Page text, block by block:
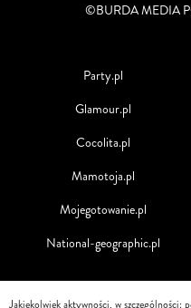
©BURDA MEDIA
Party.pl
Glamour.pl
Cocolita.pl
Mamotoja.pl
Mojegotowanie.pl
National-geographic.pl
Jakiekolwiek aktywności, w